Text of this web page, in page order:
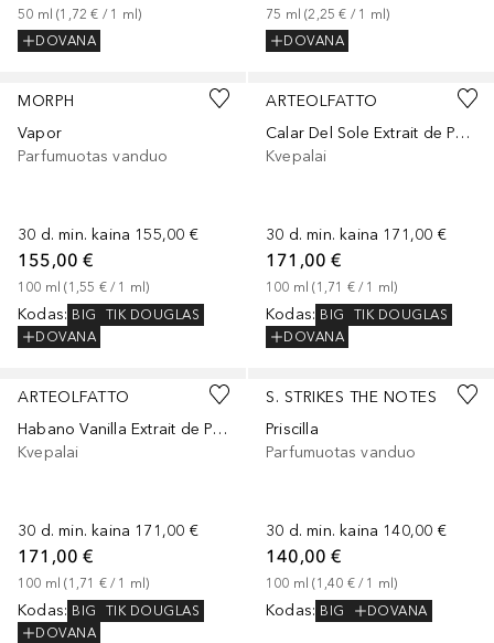
50 ml (1,72 € / 1 ml)
DOVANA
75 ml (2,25 € / 1 ml)
DOVANA
MORPH
Vapor
Parfumuotas vanduo
30 d. min. kaina 155,00 €
155,00 €
100 ml (1,55 € / 1 ml)
Kodas: BIG
TIK DOUGLAS
DOVANA
ARTEOLFATTO
Calar Del Sole Extrait de Parfum
Kvepalai
30 d. min. kaina 171,00 €
171,00 €
100 ml (1,71 € / 1 ml)
Kodas: BIG
TIK DOUGLAS
DOVANA
ARTEOLFATTO
Habano Vanilla Extrait de Parfum
Kvepalai
30 d. min. kaina 171,00 €
171,00 €
100 ml (1,71 € / 1 ml)
Kodas: BIG
TIK DOUGLAS
DOVANA
S. STRIKES THE NOTES
Priscilla
Parfumuotas vanduo
30 d. min. kaina 140,00 €
140,00 €
100 ml (1,40 € / 1 ml)
Kodas: BIG DOVANA